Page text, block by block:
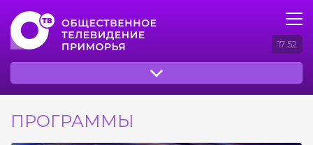
17:52
ПРОГРАММЫ